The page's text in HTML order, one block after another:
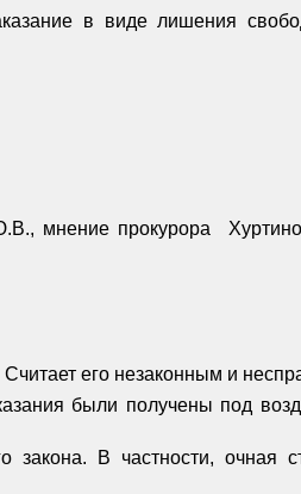
в виде лишения
мнение прокурора
его незаконным и
были получены под
закона. В частности, очная